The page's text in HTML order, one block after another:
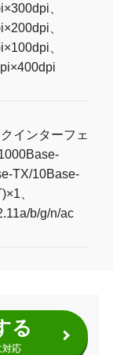
、
、
、
インターフェ
TX/10Base-
、
b/g/n/ac
る
対応